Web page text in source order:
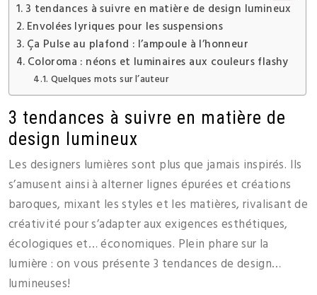
3 tendances à suivre en matière de design lumineux
Envolées lyriques pour les suspensions
Ça Pulse au plafond : l’ampoule à l’honneur
Coloroma : néons et luminaires aux couleurs flashy
Quelques mots sur l’auteur
3 tendances à suivre en matière de
design lumineux
Les designers lumières sont plus que jamais inspirés. Ils
s’amusent ainsi à alterner lignes épurées et créations
baroques, mixant les styles et les matières, rivalisant de
créativité pour s’adapter aux exigences esthétiques,
écologiques et… économiques. Plein phare sur la
lumière : on vous présente 3 tendances de design…
lumineuses!